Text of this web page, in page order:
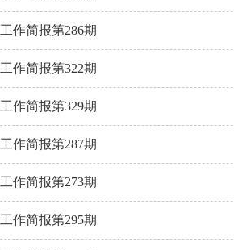
工作简报第286期
工作简报第322期
工作简报第329期
工作简报第287期
工作简报第273期
工作简报第295期